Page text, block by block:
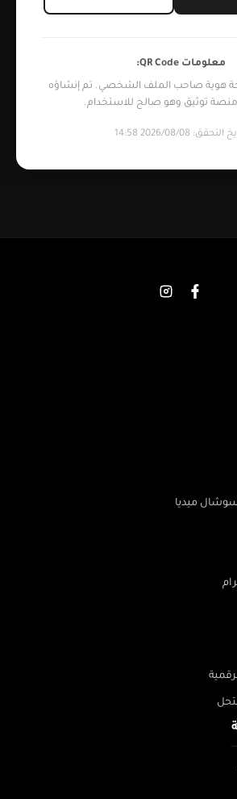
معلومات QR Code:
هوية صاحب الملف الشخصي. تم إنشاؤه
توثيق وهو صالح للاستخدام.
2026/08/08 14:58
ميديا